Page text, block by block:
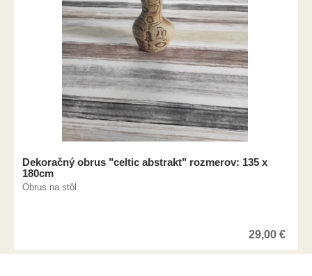
Dekoračný obrus "celtic abstrakt" rozmerov: 135 x
180cm
Obrus na stôl
29,00 €